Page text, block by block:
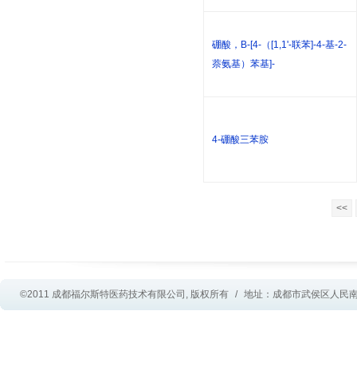
硼酸，B-[4-（[1,1'-联苯]-4-基-2-
萘氨基）苯基]-
4-硼酸三苯胺
<<
©2011 成都福尔斯特医药技术有限公司, 版权所有 / 地址：成都市武侯区人民